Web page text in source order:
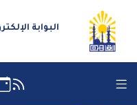
البوابة